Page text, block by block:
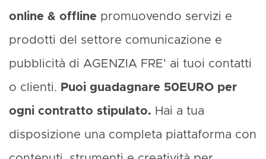
online & offline promuovendo servizi e
prodotti del settore comunicazione e
pubblicità di AGENZIA FRE' ai tuoi contatti
o clienti. Puoi guadagnare 50EURO per
ogni contratto stipulato. Hai a tua
disposizione una completa piattaforma con